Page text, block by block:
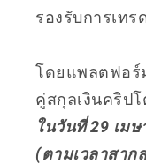
รองรับการเท
โดยแพลตฟอร์
คู่สกุลเงินคริปโ
ในวันที่ 29 เมษ
(ตามเวลาสาก